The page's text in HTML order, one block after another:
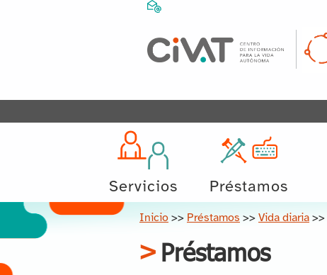
Servicios Préstamos
Inicio >> Préstamos >> Vida diaria >>
Préstamos